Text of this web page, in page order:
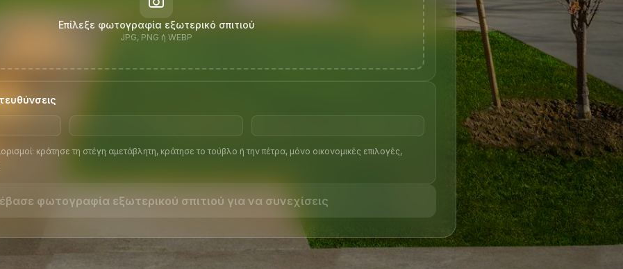
Επίλεξε φωτογραφία εξωτερικό σπιτιού
JPG, PNG ή WEBP
κράτησε τη στέγη αμετάβλητη, κράτησε το τούβλο ή την πέτρα, μόνο οικονομικές επιλογές,
φωτογραφία εξωτερικού σπιτιού για να συνεχίσεις